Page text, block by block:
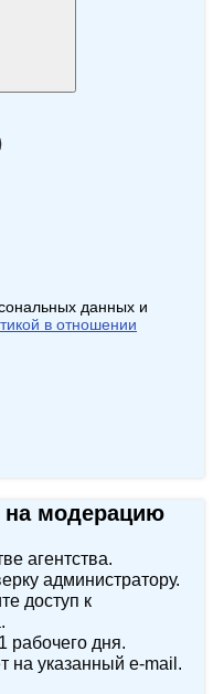
данных и
в отношении
на модерацию
агентства.
администратору.
доступ к
рабочего дня.
на указанный e‑mail.